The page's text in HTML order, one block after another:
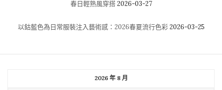
春日輕熟風穿搭 2026-03-27
以鈷藍色為日常服裝注入藝術感：2026春夏流行色彩 2026-03-25
2026 年 8 月